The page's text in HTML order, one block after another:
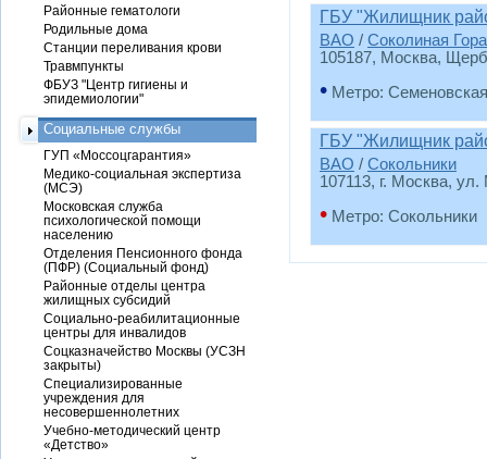
ГБУ "Жилищник
ВАО / Соколиная Гора
105187, Москва,
• Метро: Семеновская
ГБУ "Жилищник
ВАО / Сокольники
107113, г. Москва,
• Метро: Сокольники
Районные гематологи
Родильные дома
Станции переливания крови
Травмпункты
ФБУЗ "Центр гигиены и
эпидемиологии"
Социальные службы
ГУП «Моссоцгарантия»
Медико-социальная экспертиза
(МСЭ)
Московская служба
психологической помощи
населению
Отделения Пенсионного фонда
(ПФР) (Социальный фонд)
Районные отделы центра
жилищных субсидий
Социально-реабилитационные
центры для инвалидов
Соцказначейство Москвы (УСЗН
закрыты)
Специализированные
учреждения для
несовершеннолетних
Учебно-методический центр
«Детство»